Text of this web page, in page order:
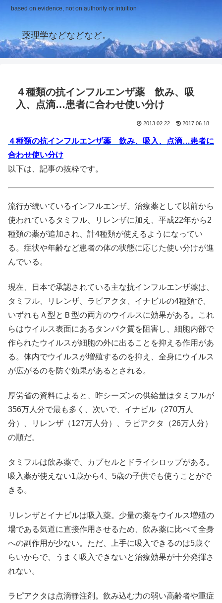
based on evidence, not on authority or intuition
薬理学などなどなど。
４種類の抗インフルエンザ薬 飲み、吸
入、点滴…患者に合わせ使い分け
2013.02.22 2017.06.18
４種類の抗インフルエンザ薬 飲み、吸入、点滴…患者に
合わせ使い分け
以下は、記事の抜粋です。
流行が続いているインフルエンザ。治療薬として以前から
使われているタミフル、リレンザに加え、平成22年から2
種類の薬が追加され、計4種類が使えるようになってい
る。症状や年齢など患者の体の状態に応じた使い分けが進
んでいる。
現在、日本で承認されている主な抗インフルエンザ薬は、
タミフル、リレンザ、ラピアクタ、イナビルの4種類で、
いずれもＡ型とＢ型の両方のウイルスに効果がある。これ
らはウイルス表面にあるタンパク質を阻害し、細胞内部で
作られたウイルスが細胞の外に出ることを抑える作用があ
る。体内でウイルスが増殖するのを抑え、全身にウイルス
が広がるのを防ぐ効果があるとされる。
厚労省の資料によると、昨シーズンの供給量はタミフルが
356万人分で最も多く、次いで、イナビル（270万人
分）、リレンザ（127万人分）、ラピアクタ（26万人分）
の順だ。
タミフルは飲み薬で、カプセルとドライシロップがある。
吸入薬が使えない1歳から4、5歳の子供でも使うことがで
きる。
リレンザとイナビルは吸入薬。少量の薬をウイルス増殖の
場である気道に直接作用させるため、飲み薬に比べて全身
への副作用が少ない。ただ、上手に吸入できるのは5歳ぐ
らいからで、うまく吸入できないと治療効果が十分発揮さ
れない。
ラピアクタは点滴静注剤。飲み込む力の弱い高齢者や重症